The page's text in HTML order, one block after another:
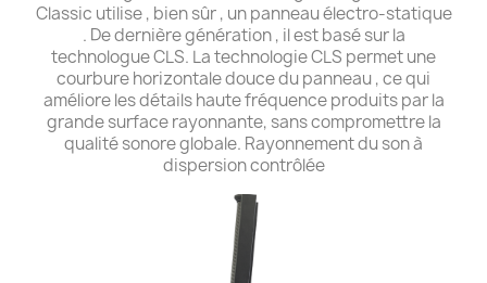
Classic utilise , bien sûr , un panneau électro-statique
. De dernière génération , il est basé sur la
technologue CLS. La technologie CLS permet une
courbure horizontale douce du panneau , ce qui
améliore les détails haute fréquence produits par la
grande surface rayonnante, sans compromettre la
qualité sonore globale. Rayonnement du son à
dispersion contrôlée